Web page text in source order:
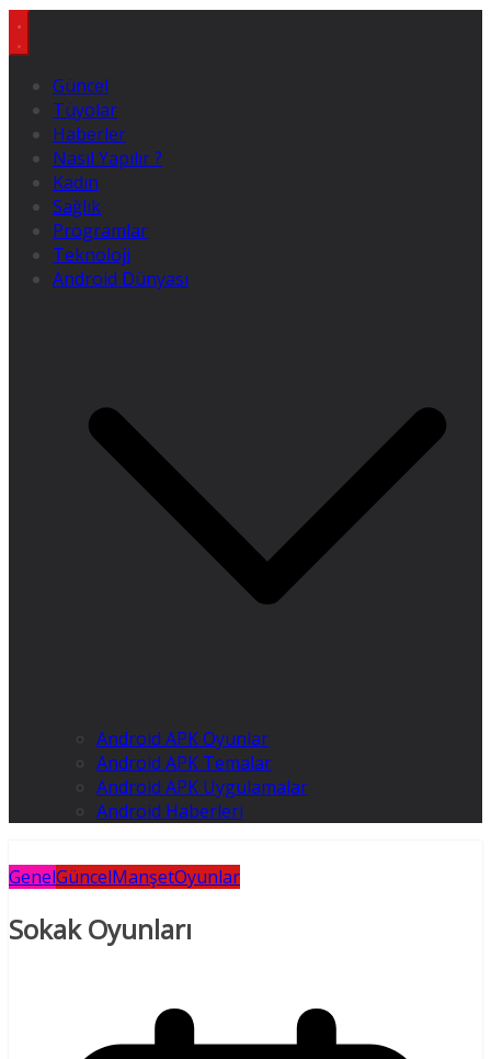
Güncel
Tüyolar
Haberler
Nasıl Yapılır ?
Kadın
Sağlık
Programlar
Teknoloji
Android Dünyası
Android APK Oyunlar
Android APK Temalar
Android APK Uygulamalar
Android Haberleri
GenelGüncelManşetOyunlar
Sokak Oyunları